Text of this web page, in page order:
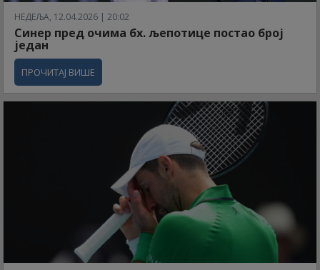
НЕДЕЉА, 12.04.2026 | 20:02
Синер пред очима бх. љепотице постао број
један
ПРОЧИТАЈ ВИШЕ